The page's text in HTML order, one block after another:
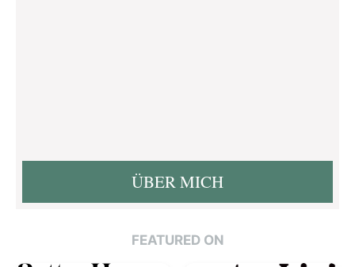
ÜBER MICH
FEATURED ON